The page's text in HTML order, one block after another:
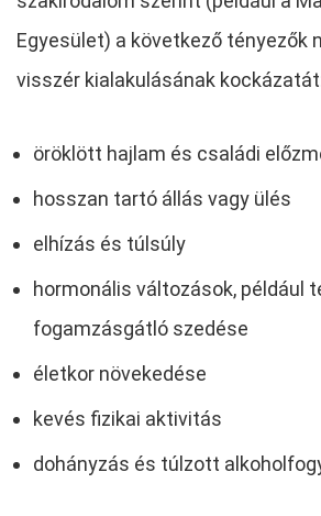
Egyesület) a következő tényezők
visszér kialakulásának
öröklött hajlam és családi
hosszan tartó állás vagy ülés
elhízás és túlsúly
hormonális változások, például
fogamzásgátló szedése
életkor növekedése
kevés fizikai aktivitás
dohányzás és túlzott